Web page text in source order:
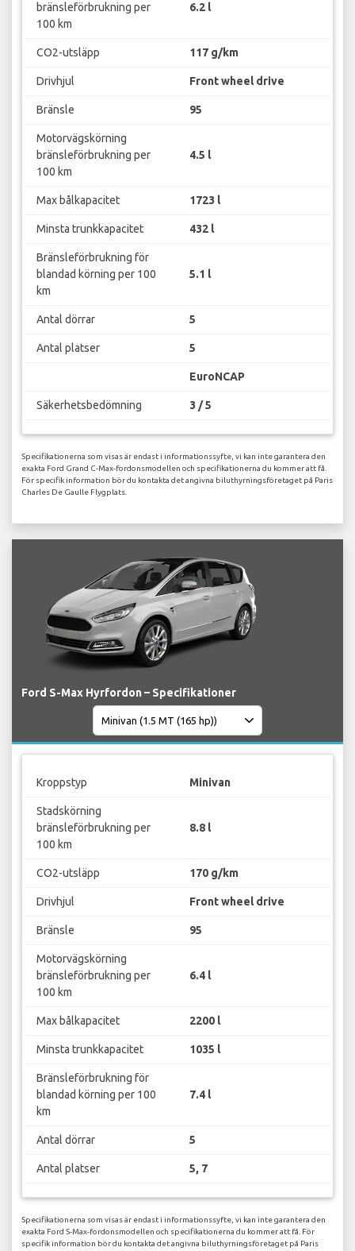
bränsleförbrukning per
100 km
6.2 l
CO2-utsläpp 117 g/km
Drivhjul Front wheel drive
Bränsle 95
Motorvägskörning
bränsleförbrukning per
100 km
4.5 l
Max bålkapacitet 1723 l
Minsta trunkkapacitet 432 l
Bränsleförbrukning för
blandad körning per 100
km
5.1 l
Antal dörrar 5
Antal platser 5
EuroNCAP
Säkerhetsbedömning 3 / 5
Specifikationerna som visas är endast i informationssyfte, vi kan inte garantera den
exakta Ford Grand C-Max-fordonsmodellen och specifikationerna du kommer att få.
För specifik information bör du kontakta det angivna biluthyrningsföretaget på Paris
Charles De Gaulle Flygplats.
Ford S-Max Hyrfordon – Specifikationer
Kroppstyp Minivan
Stadskörning
bränsleförbrukning per
100 km
8.8 l
CO2-utsläpp 170 g/km
Drivhjul Front wheel drive
Bränsle 95
Motorvägskörning
bränsleförbrukning per
100 km
6.4 l
Max bålkapacitet 2200 l
Minsta trunkkapacitet 1035 l
Bränsleförbrukning för
blandad körning per 100
km
7.4 l
Antal dörrar 5
Antal platser 5, 7
Specifikationerna som visas är endast i informationssyfte, vi kan inte garantera den
exakta Ford S-Max-fordonsmodellen och specifikationerna du kommer att få. För
specifik information bör du kontakta det angivna biluthyrningsföretaget på Paris